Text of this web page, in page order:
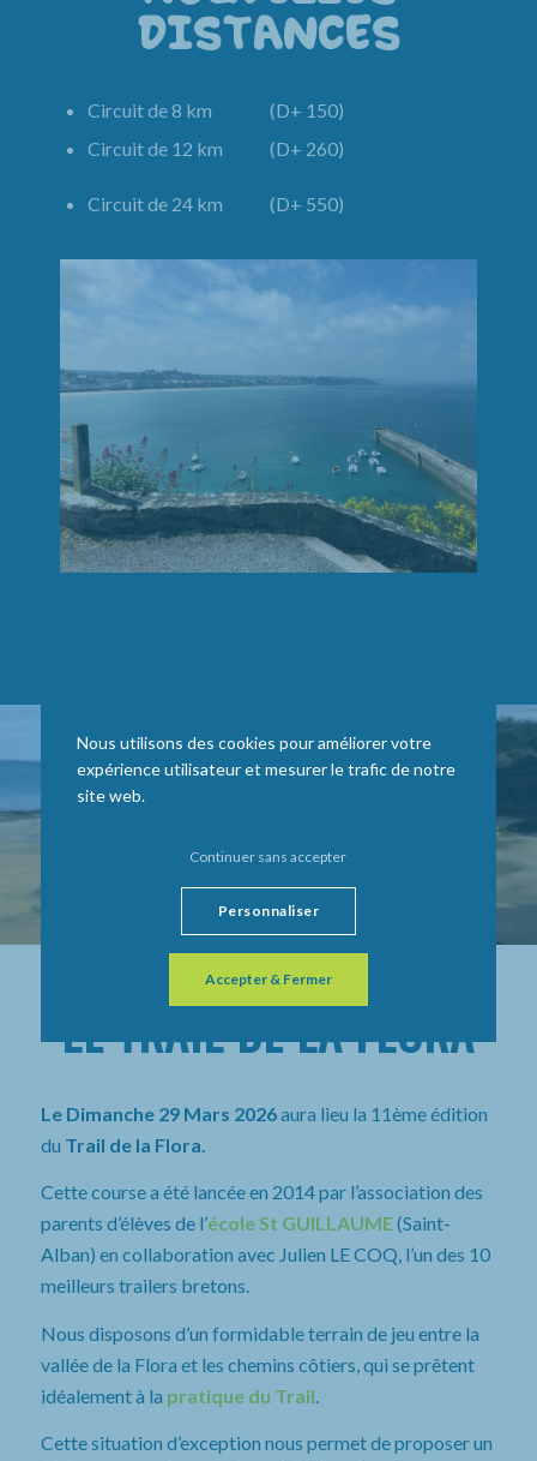
DISTANCES
Circuit de 8 km (D+ 150)
Circuit de 12 km (D+ 260)
Circuit de 24 km (D+ 550)
LE TRAIL DE LA FLORA
Le Dimanche 29 Mars 2026aura lieu la 11ème édition
du Trail de la Flora.
Cette course a été lancée en 2014 par l’association des
parents d’élèves de l’école St GUILLAUME(Saint-
Alban) en collaboration avec Julien LE COQ, l’un des 10
meilleurs trailers bretons.
Nous disposons d’un formidable terrain de jeu entre la
vallée de la Flora et les chemins côtiers, qui se prêtent
idéalement à la pratique du Trail
Cette situation d’exception nous permet de proposer un
Nous utilisons des cookies pour améliorer votre
expérience utilisateur et mesurer le trafic de notre
site web.
Accepter & Fermer
Continuer sans accepter
Personnaliser